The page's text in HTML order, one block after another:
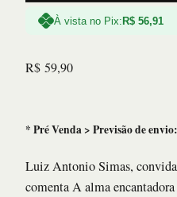
À vista no Pix:R$ 56,91
R$ 59,90
* Pré Venda > Previsão de
Luiz Antonio Simas,
comenta A alma encantadora